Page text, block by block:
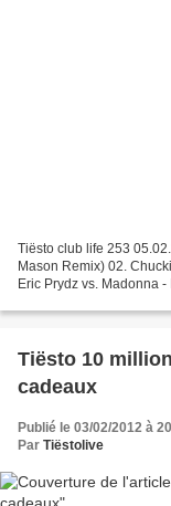
Tiësto club life 253
Mason Remix) 02.
Eric Prydz vs. Madonna
Tiësto 10
cadeaux
Publié le 03/02/2012 à
Par Tiëstolive